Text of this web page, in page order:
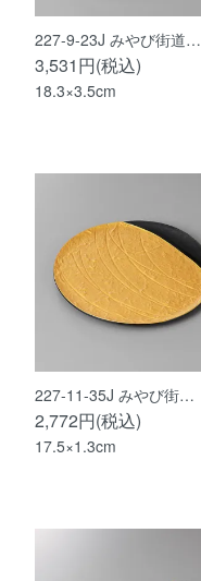
227-9-23J みやび街道…
3,531円(税込)
18.3×3.5cm
227-11-35J みやび街…
2,772円(税込)
17.5×1.3cm